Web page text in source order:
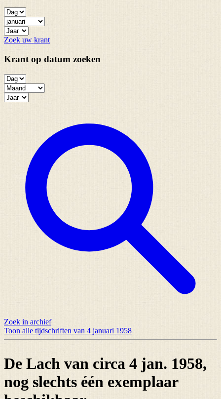
Zoek uw krant
Krant op datum zoeken
Zoek in archief
Toon alle tijdschriften van 4 januari 1958
De Lach van circa 4 jan. 1958,
nog slechts één exemplaar